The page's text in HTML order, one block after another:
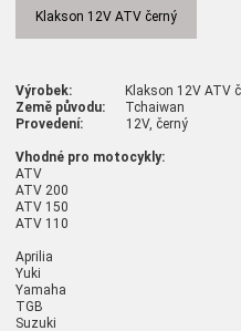
Klakson 12V ATV černý
Výrobek: Klakson 12V ATV
Země původu: Tchaiwan
Provedení: 12V, černý
Vhodné pro motocykly:
ATV
ATV 200
ATV 150
ATV 110
Aprilia
Yuki
Yamaha
TGB
Suzuki